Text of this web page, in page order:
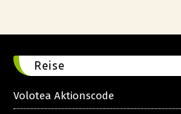
Reise
Volotea Aktionscode